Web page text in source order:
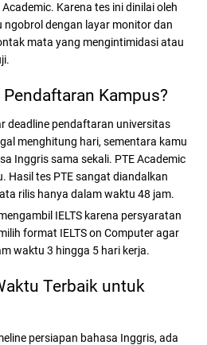
Karena tes ini dinilai oleh
ngobrol dengan layar monitor dan
mata yang mengintimidasi atau
Kampus?
deadline pendaftaran universitas
menghitung hari, sementara kamu
Inggris sama sekali. PTE Academic
Hasil tes PTE sangat diandalkan
rilis hanya dalam waktu 48 jam.
IELTS karena persyaratan
format IELTS on Computer agar
waktu 3 hingga 5 hari kerja.
Terbaik untuk
persiapan bahasa Inggris, ada